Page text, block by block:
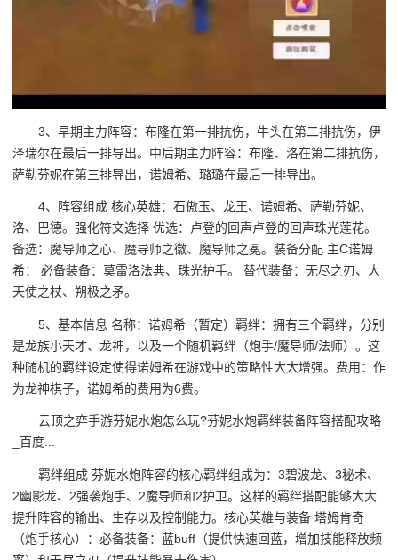
3、早期主力阵容：布隆在第一排抗伤，牛头在第二排抗伤，伊
泽瑞尔在最后一排导出。中后期主力阵容：布隆、洛在第二排抗伤，
萨勒芬妮在第三排导出，诺姆希、璐璐在最后一排导出。
4、阵容组成 核心英雄：石傲玉、龙王、诺姆希、萨勒芬妮、
洛、巴德。强化符文选择 优选：卢登的回声卢登的回声珠光莲花。
备选：魔导师之心、魔导师之徽、魔导师之冕。装备分配 主C诺姆
希： 必备装备：莫雷洛法典、珠光护手。 替代装备：无尽之刃、大
天使之杖、朔极之矛。
5、基本信息 名称：诺姆希（暂定）羁绊：拥有三个羁绊，分别
是龙族小天才、龙神，以及一个随机羁绊（炮手/魔导师/法师）。这
种随机的羁绊设定使得诺姆希在游戏中的策略性大大增强。费用：作
为龙神棋子，诺姆希的费用为6费。
云顶之弈手游芬妮水炮怎么玩?芬妮水炮羁绊装备阵容搭配攻略
_百度...
羁绊组成 芬妮水炮阵容的核心羁绊组成为：3碧波龙、3秘术、
2幽影龙、2强袭炮手、2魔导师和2护卫。这样的羁绊搭配能够大大
提升阵容的输出、生存以及控制能力。核心英雄与装备 塔姆肯奇
（炮手核心）：必备装备：蓝buff（提供快速回蓝，增加技能释放频